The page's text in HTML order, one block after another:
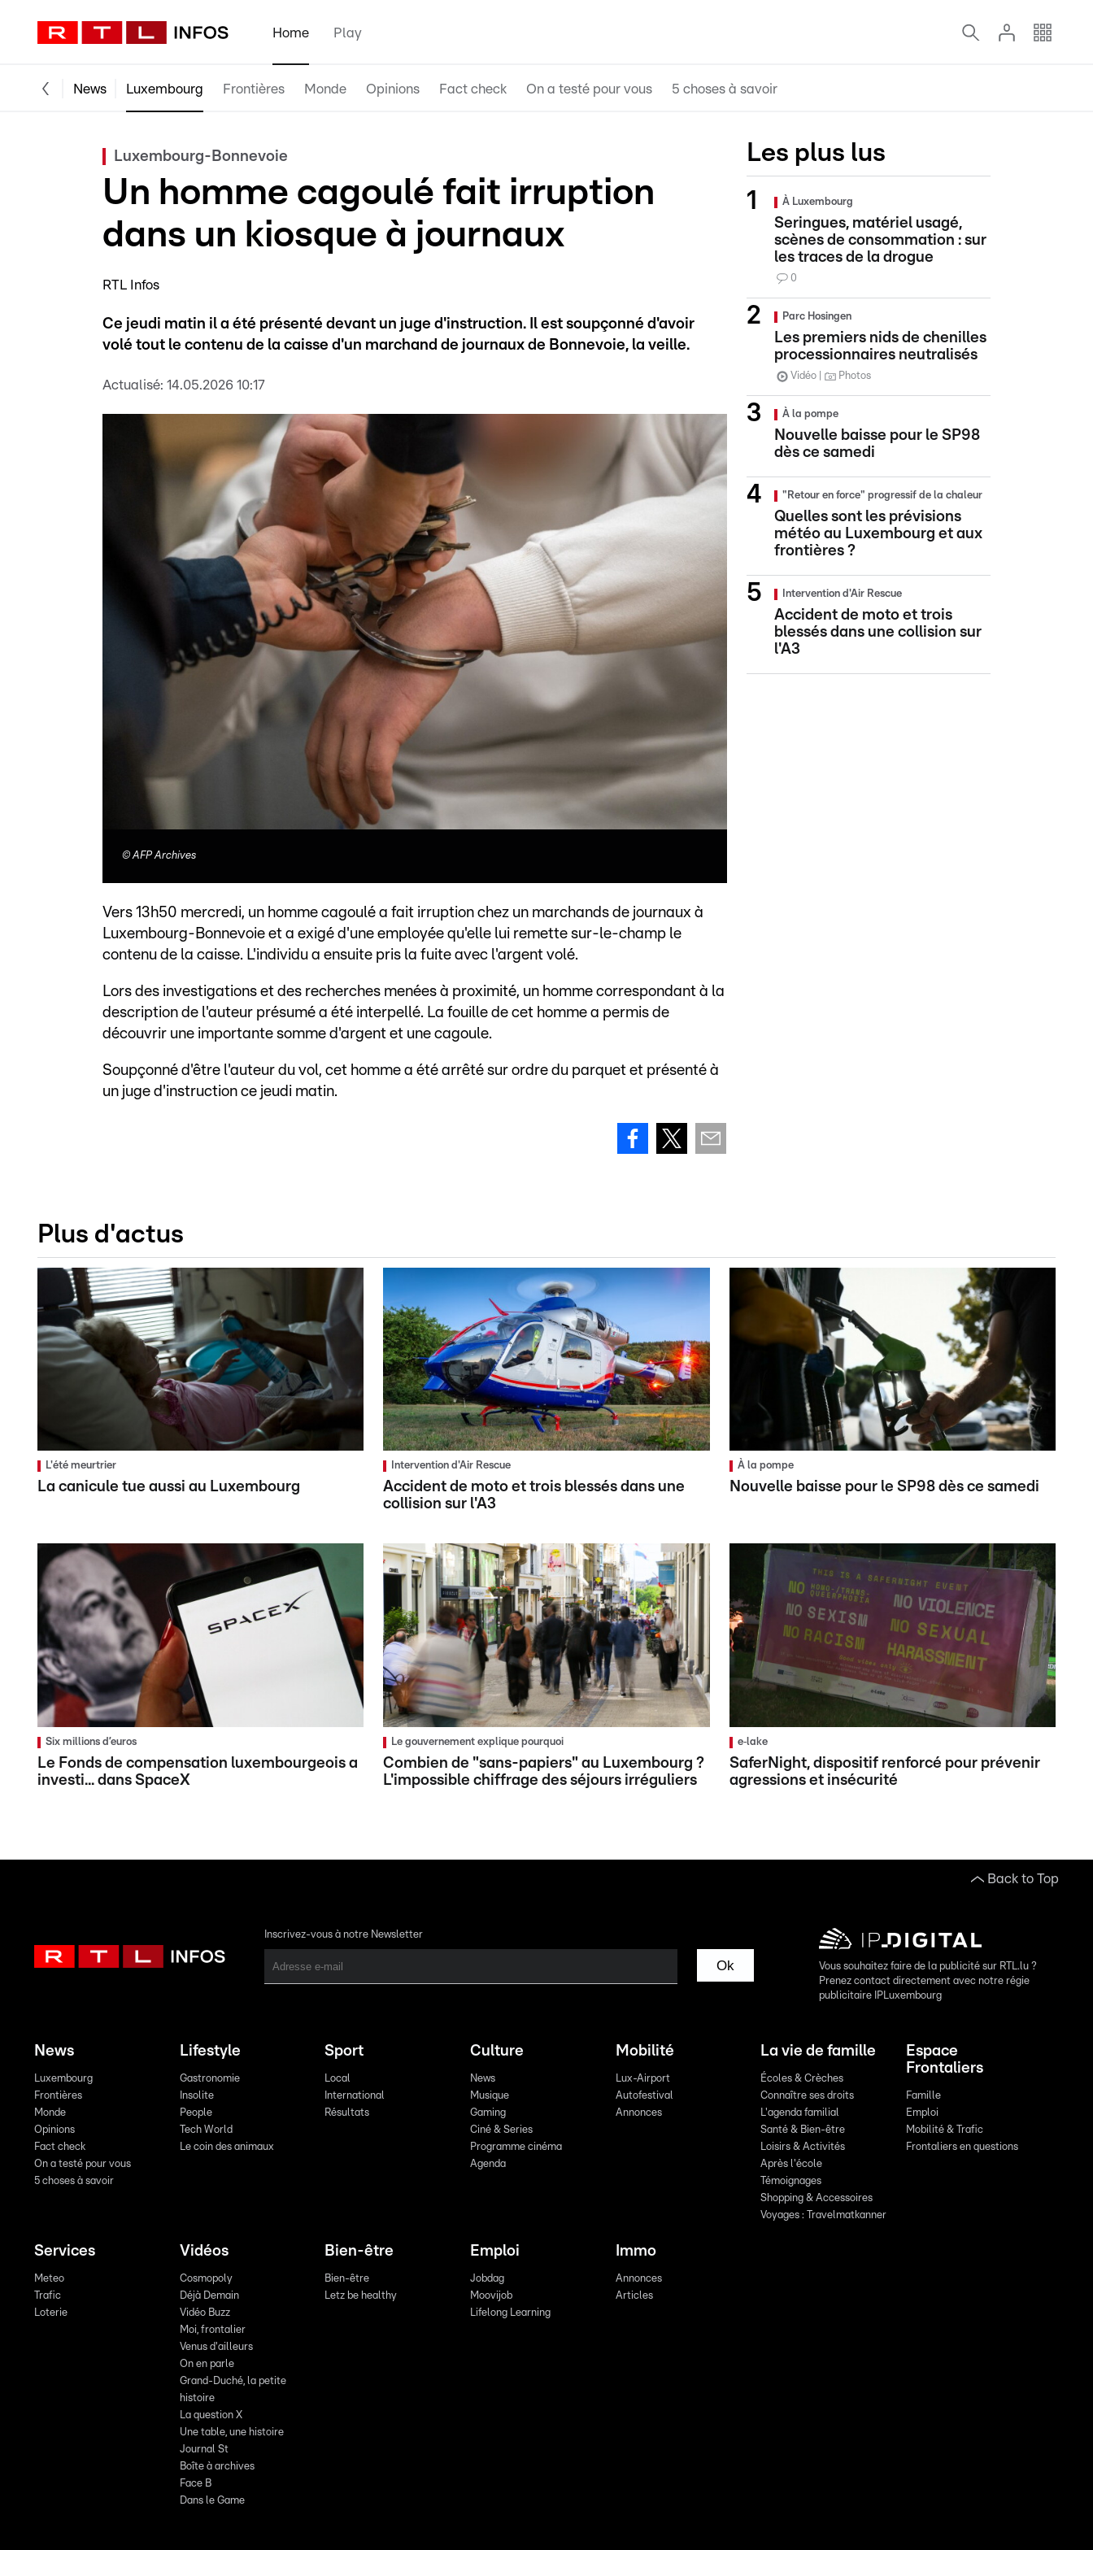
Home Play
News Luxembourg Frontières Monde Opinions Fact check On a testé pour vous 5 choses à savoir
Luxembourg-Bonnevoie
Un homme cagoulé fait irruption
dans un kiosque à journaux
RTL Infos
Ce jeudi matin il a été présenté devant un juge d'instruction. Il est soupçonné d'avoir
volé tout le contenu de la caisse d'un marchand de journaux de Bonnevoie, la veille.
Actualisé: 14.05.2026 10:17
©AFP Archives
Vers 13h50 mercredi, un homme cagoulé a fait irruption chez un marchands de journaux à
Luxembourg-Bonnevoie et a exigé d'une employée qu'elle lui remette sur-le-champ le
contenu de la caisse. L'individu a ensuite pris la fuite avec l'argent volé.
Lors des investigations et des recherches menées à proximité, un homme correspondant à la
description de l'auteur présumé a été interpellé. La fouille de cet homme a permis de
découvrir une importante somme d'argent et une cagoule.
Soupçonné d'être l'auteur du vol, cet homme a été arrêté sur ordre du parquet et présenté à
un juge d'instruction ce jeudi matin.
Les plus lus
À Luxembourg
Seringues, matériel usagé,
scènes de consommation : sur
les traces de la drogue
0
Parc Hosingen
Les premiers nids de chenilles
processionnaires neutralisés
Vidéo Photos
À la pompe
Nouvelle baisse pour le SP98
dès ce samedi
"Retour en force" progressif de la chaleur
Quelles sont les prévisions
météo au Luxembourg et aux
frontières ?
Intervention d'Air Rescue
Accident de moto et trois
blessés dans une collision sur
l'A3
Plus d'actus
L'été meurtrier
La canicule tue aussi au Luxembourg
Intervention d'Air Rescue
Accident de moto et trois blessés dans une
collision sur l'A3
À la pompe
Nouvelle baisse pour le SP98 dès ce samedi
Six millions d’euros
Le Fonds de compensation luxembourgeois a
investi... dans SpaceX
Le gouvernement explique pourquoi
Combien de "sans-papiers" au Luxembourg ?
L'impossible chiffrage des séjours irréguliers
e‑lake
SaferNight, dispositif renforcé pour prévenir
agressions et insécurité
Back to Top
Inscrivez-vous à notre Newsletter
Ok
Vous souhaitez faire de la publicité sur RTL.lu ?
Prenez contact directement avec notre régie
publicitaire IPLuxembourg
News
Luxembourg
Frontières
Monde
Opinions
Fact check
On a testé pour vous
5 choses à savoir
Lifestyle
Gastronomie
Insolite
People
Tech World
Le coin des animaux
Sport
Local
International
Résultats
Culture
News
Musique
Gaming
Ciné & Series
Programme cinéma
Agenda
Mobilité
Lux-Airport
Autofestival
Annonces
La vie de famille
Écoles & Crèches
Connaître ses droits
L'agenda familial
Santé & Bien-être
Loisirs & Activités
Après l'école
Témoignages
Shopping & Accessoires
Voyages : Travelmatkanner
Espace
Frontaliers
Famille
Emploi
Mobilité & Trafic
Frontaliers en questions
Services
Meteo
Trafic
Loterie
Vidéos
Cosmopoly
Déjà Demain
Vidéo Buzz
Moi, frontalier
Venus d'ailleurs
On en parle
Grand-Duché, la petite
histoire
La question X
Une table, une histoire
Journal St
Boîte à archives
Face B
Dans le Game
Bien-être
Bien-être
Letz be healthy
Emploi
Jobdag
Moovijob
Lifelong Learning
Immo
Annonces
Articles